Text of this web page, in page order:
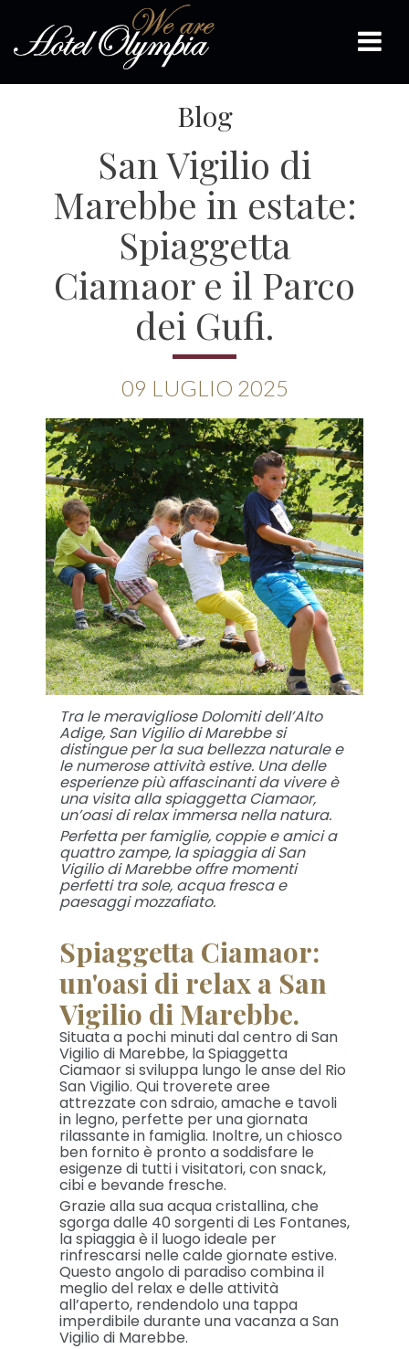
Blog
San Vigilio di
Marebbe in estate:
Spiaggetta
Ciamaor e il Parco
dei Gufi.
09 LUGLIO 2025
Tra le meravigliose Dolomiti dell’Alto
Adige, San Vigilio di Marebbe si
distingue per la sua bellezza naturale e
le numerose attività estive. Una delle
esperienze più affascinanti da vivere è
una visita alla spiaggetta Ciamaor,
un’oasi di relax immersa nella natura.
Perfetta per famiglie, coppie e amici a
quattro zampe, la spiaggia di San
Vigilio di Marebbe offre momenti
perfetti tra sole, acqua fresca e
paesaggi mozzafiato.
Spiaggetta Ciamaor:
un'oasi di relax a San
Vigilio di Marebbe.
Situata a pochi minuti dal centro di San
Vigilio di Marebbe, la Spiaggetta
Ciamaor si sviluppa lungo le anse del Rio
San Vigilio. Qui troverete aree
attrezzate con sdraio, amache e tavoli
in legno, perfette per una giornata
rilassante in famiglia. Inoltre, un chiosco
ben fornito è pronto a soddisfare le
esigenze di tutti i visitatori, con snack,
cibi e bevande fresche.
Grazie alla sua acqua cristallina, che
sgorga dalle 40 sorgenti di Les Fontanes,
la spiaggia è il luogo ideale per
rinfrescarsi nelle calde giornate estive.
Questo angolo di paradiso combina il
meglio del relax e delle attività
all’aperto, rendendolo una tappa
imperdibile durante una vacanza a San
Vigilio di Marebbe.